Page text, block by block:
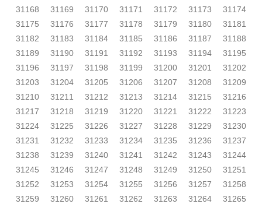
31168
31169 31170 31171 31172 31173
31174
31175
31176 31177 31178 31179 31180
31181
31182
31183 31184 31185 31186 31187
31188
31189
31190 31191 31192 31193 31194
31195
31196
31197 31198 31199 31200 31201
31202
31203
31204 31205 31206 31207 31208
31209
31210
31211 31212 31213 31214 31215
31216
31217
31218 31219 31220 31221 31222
31223
31224
31225 31226 31227 31228 31229
31230
31231
31232 31233 31234 31235 31236
31237
31238
31239 31240 31241 31242 31243
31244
31245
31246 31247 31248 31249 31250
31251
31252
31253 31254 31255 31256 31257
31258
31259
31260 31261 31262 31263 31264
31265